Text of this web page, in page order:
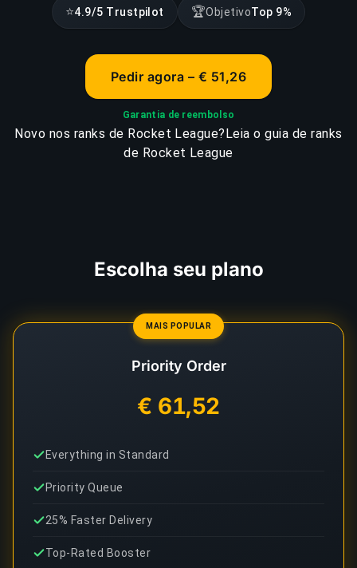
⭐4.9/5 Trustpilot 🏆ObjetivoTop 9%
Pedir agora – € 51,26
Garantia de reembolso
Novo nos ranks de Rocket League?Leia o guia de ranks
de Rocket League
Escolha seu plano
MAIS POPULAR
Priority Order
€ 61,52
Everything in Standard
Priority Queue
25% Faster Delivery
Top-Rated Booster